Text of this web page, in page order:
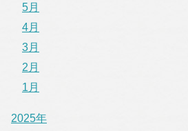
5月
4月
3月
2月
1月
2025年